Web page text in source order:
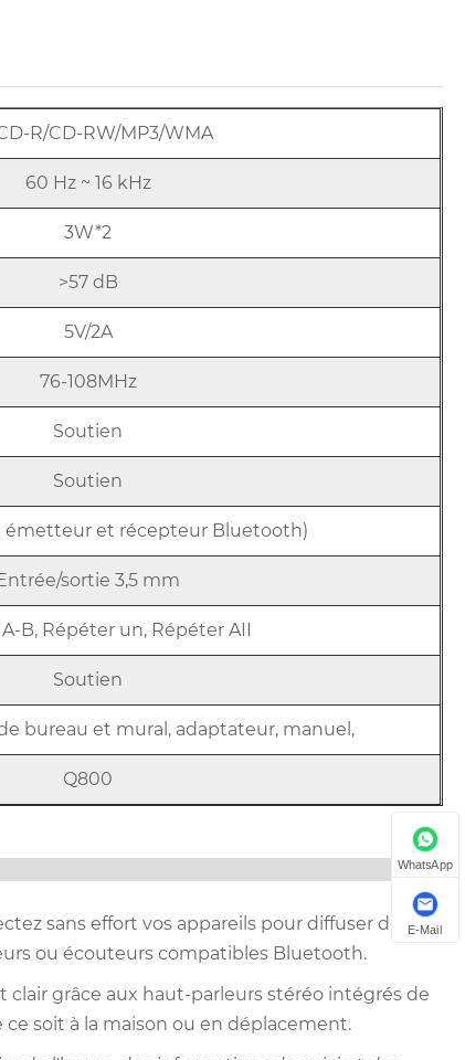
R/CD-RW/MP3/WMA
60 Hz ~ 16 kHz
3W*2
>57 dB
5V/2A
76-108MHz
Soutien
Soutien
émetteur et récepteur Bluetooth)
Entrée/sortie 3,5 mm
B, Répéter un, Répéter AII
Soutien
bureau et mural, adaptateur, manuel,
Q800
sans effort vos appareils pour diffuser de la
ou écouteurs compatibles Bluetooth.
grâce aux haut-parleurs stéréo intégrés de
soit à la maison ou en déplacement.
WhatsApp
E-Mail